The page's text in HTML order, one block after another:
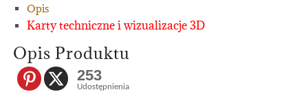
Opis
Karty techniczne i wizualizacje 3D
Opis Produktu
253
Udostępnienia